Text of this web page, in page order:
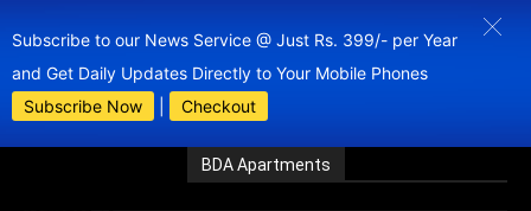
Subscribe to our News Service @ Just Rs. 399/- per Year
and Get Daily Updates Directly to Your Mobile Phones
Subscribe Now
Checkout
BDA Apartments